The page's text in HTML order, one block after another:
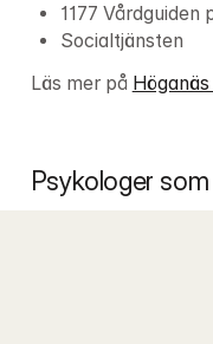
1177 Vårdguiden
Socialtjänsten
Läs mer på
Psykologer